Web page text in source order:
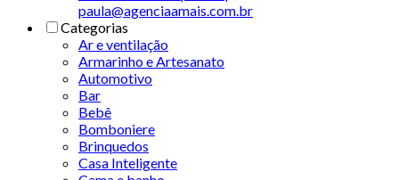
paula@agenciaamais.com.br
Categorias
Ar e ventilação
Armarinho e Artesanato
Automotivo
Bar
Bebê
Bomboniere
Brinquedos
Casa Inteligente